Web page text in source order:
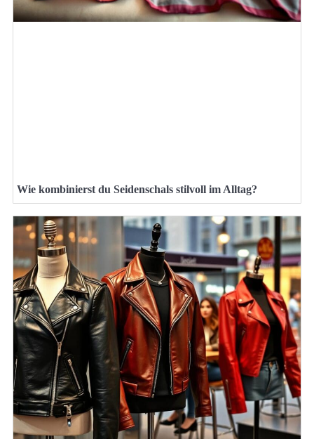
Wie kombinierst du Seidenschals stilvoll im Alltag?